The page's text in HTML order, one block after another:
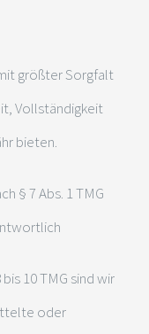
größter Sorgfalt
Vollständigkeit
bieten.
§ 7 Abs. 1 TMG
10 TMG sind wir
oder